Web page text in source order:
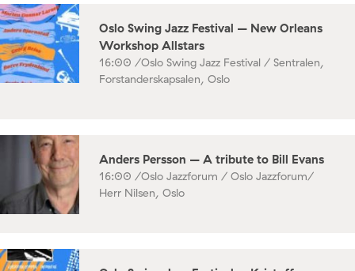
Oslo Swing Jazz Festival – New Orleans
Workshop Allstars
16:00 /Oslo Swing Jazz Festival / Sentralen,
Forstanderskapsalen, Oslo
Anders Persson – A tribute to Bill Evans
16:00 /Oslo Jazzforum / Oslo Jazzforum/
Herr Nilsen, Oslo